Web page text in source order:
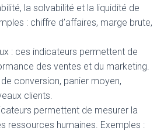
la solvabilité et la liquidité de
: chiffre d’affaires, marge brute,
: ces indicateurs permettent de
des ventes et du marketing.
conversion, panier moyen,
clients.
permettent de mesurer la
ressources humaines. Exemples :